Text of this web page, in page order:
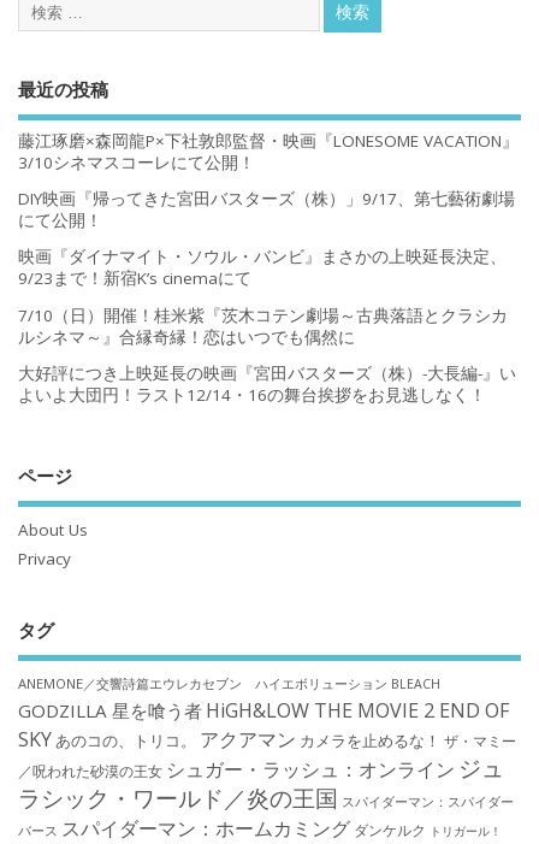
最近の投稿
藤江琢磨×森岡龍P×下社敦郎監督・映画『LONESOME VACATION』
3/10シネマスコーレにて公開！
DIY映画『帰ってきた宮田バスターズ（株）」9/17、第七藝術劇場
にて公開！
映画『ダイナマイト・ソウル・バンビ』まさかの上映延長決定、
9/23まで！新宿K’s cinemaにて
7/10（日）開催！桂米紫『茨木コテン劇場～古典落語とクラシカ
ルシネマ～』合縁奇縁！恋はいつでも偶然に
大好評につき上映延長の映画『宮田バスターズ（株）-大長編-』い
よいよ大団円！ラスト12/14・16の舞台挨拶をお見逃しなく！
ページ
About Us
Privacy
タグ
ANEMONE／交響詩篇エウレカセブン ハイエボリューション BLEACH
GODZILLA 星を喰う者 HiGH&LOW THE MOVIE 2 END OF
SKYあのコの、トリコ。 アクアマン カメラを止めるな！ ザ・マミー
／呪われた砂漠の王女 シュガー・ラッシュ：オンライン ジュ
ラシック・ワールド／炎の王国 スパイダーマン：スパイダー
バース スパイダーマン：ホームカミング ダンケルク トリガール！